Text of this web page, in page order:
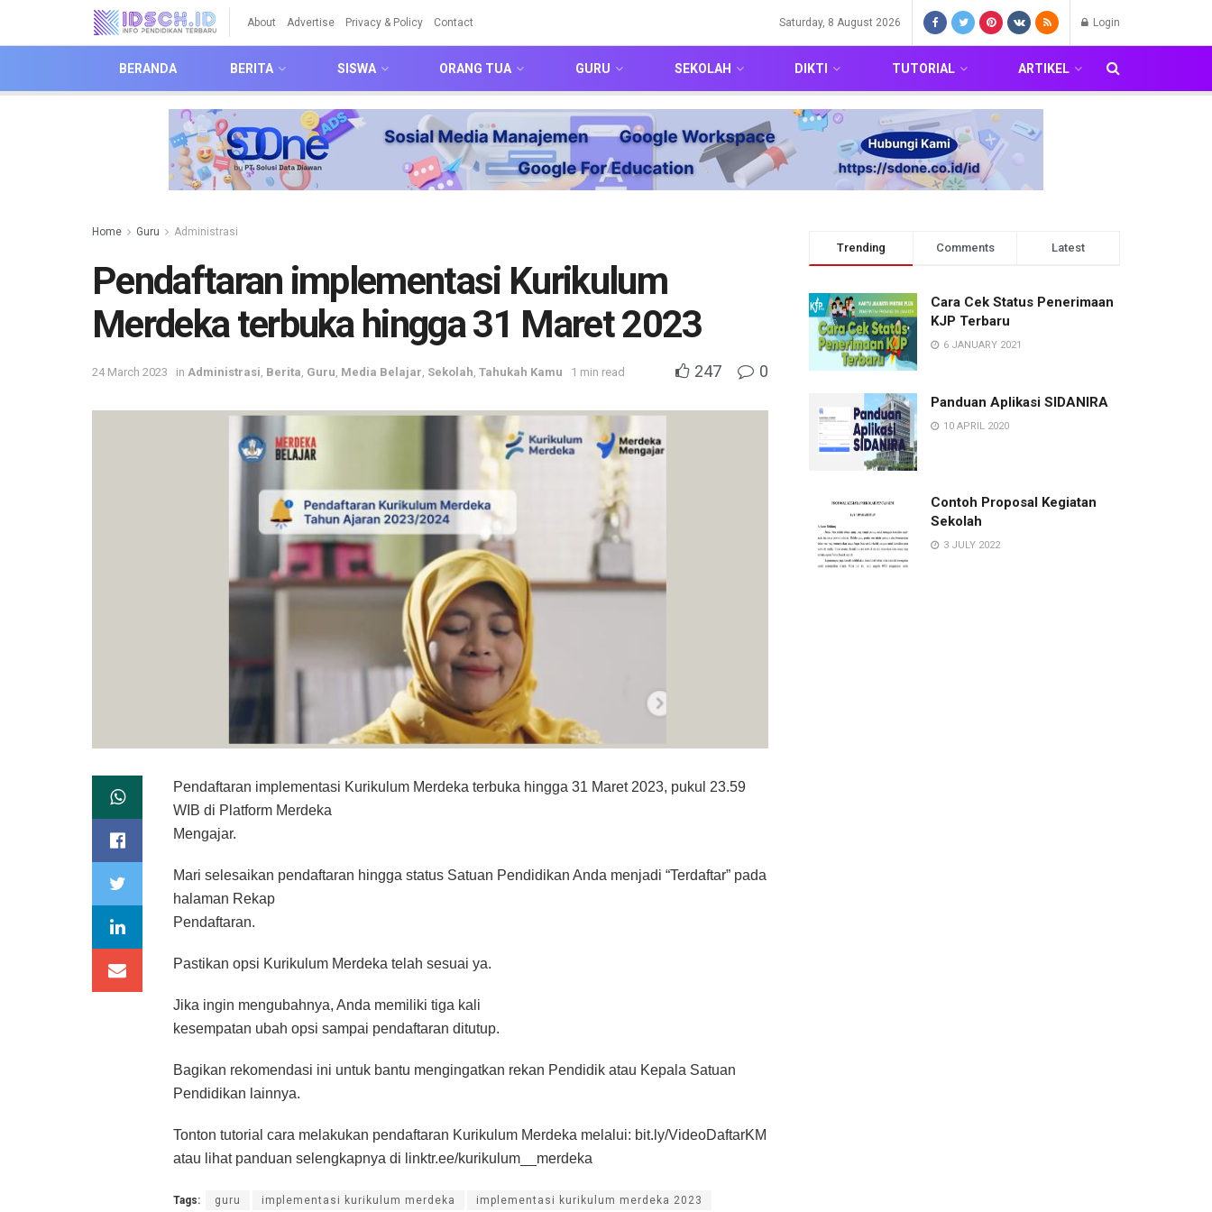
About Advertise Privacy & Policy Contact Saturday, 8 August 2026 Login
BERANDA BERITA SISWA ORANG TUA GURU SEKOLAH DIKTI TUTORIAL ARTIKEL
Home Guru Administrasi
Pendaftaran implementasi Kurikulum
Merdeka terbuka hingga 31 Maret 2023
24 March 2023 in Administrasi Berita Guru Media Belajar Sekolah Tahukah Kamu 1 min read 247 0
Pendaftaran implementasi Kurikulum Merdeka terbuka hingga 31 Maret 2023, pukul 23.59
WIB di Platform Merdeka
Mengajar.
Mari selesaikan pendaftaran hingga status Satuan Pendidikan Anda menjadi “Terdaftar” pada
halaman Rekap
Pendaftaran.
Pastikan opsi Kurikulum Merdeka telah sesuai ya.
Jika ingin mengubahnya, Anda memiliki tiga kali
kesempatan ubah opsi sampai pendaftaran ditutup.
Bagikan rekomendasi ini untuk bantu mengingatkan rekan Pendidik atau Kepala Satuan
Pendidikan lainnya.
Tonton tutorial cara melakukan pendaftaran Kurikulum Merdeka melalui: bit.ly/VideoDaftarKM
atau lihat panduan selengkapnya di linktr.ee/kurikulum__merdeka
Tags: guru implementasi kurikulum merdeka implementasi kurikulum merdeka 2023
Trending Comments Latest
Cara Cek Status Penerimaan
KJP Terbaru
6 JANUARY 2021
Panduan Aplikasi SIDANIRA
10 APRIL 2020
Contoh Proposal Kegiatan
Sekolah
3 JULY 2022